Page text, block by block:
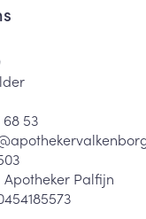
68 53
Apotheker Palfijn